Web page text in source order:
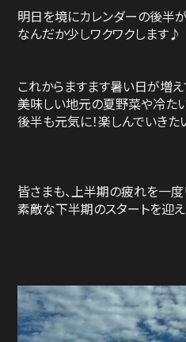
明日を境にカレンダーの後半が
なんだか少しワクワクします♪
これからますます暑い日が増え
美味しい地元の夏野菜や冷た
後半も元気に！楽しんでいきた
皆さまも、上半期の疲れを一度
素敵な下半期のスタートを迎え